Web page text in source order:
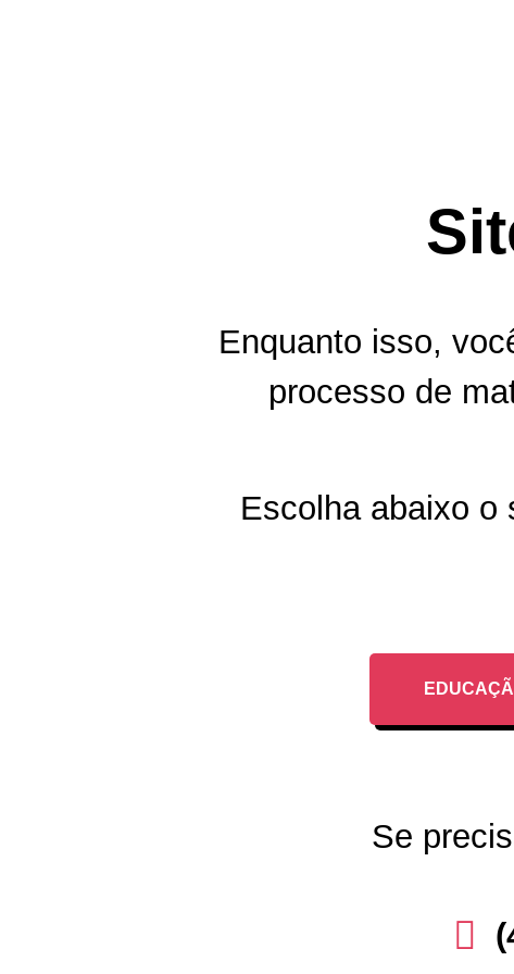
Enquanto isso,
processo de
Escolha abaixo o
Se